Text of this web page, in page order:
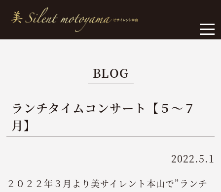
BLOG
ランチタイムコンサート【５～７
月】
2022.5.1
２０２２年３月より美サイレント本山で”ランチ